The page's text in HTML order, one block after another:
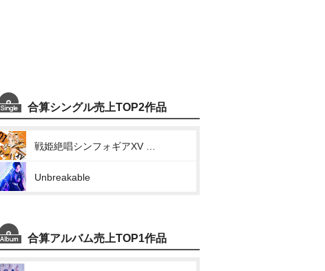
合算シングル売上TOP2作品
Unbreakable
合算アルバム売上TOP1作品